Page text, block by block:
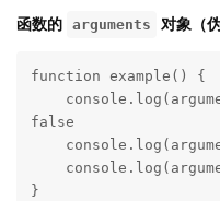
函数的 arguments 对象（
function example() {
false
}